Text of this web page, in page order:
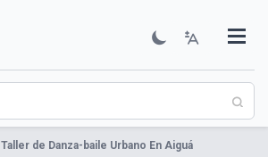
Taller de Danza-baile Urbano En Aiguá